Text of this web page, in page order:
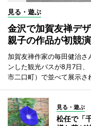
見る・遊ぶ
金沢で加賀友禅デ
親子の作品が初競演
加賀友禅作家の毎田健治さ
ンした観光バスが8月7日
市二口町）で並べて展示さ
見る・遊ぶ
松任で「